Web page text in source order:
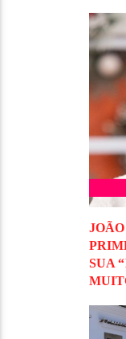
SUA